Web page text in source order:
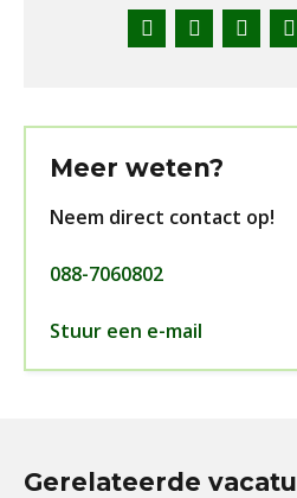
FacebookTwitter
Meer weten?
Neem direct contact op!
088-7060802
Stuur een e-mail
Gerelateerde